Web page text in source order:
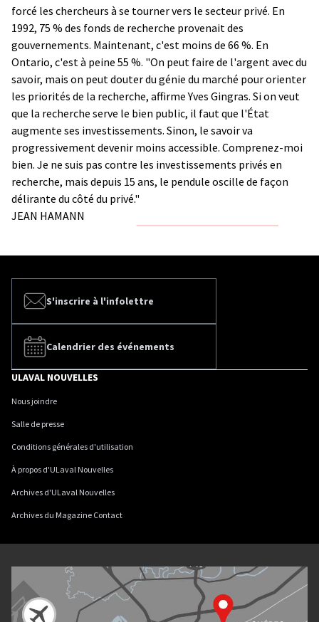
forcé les chercheurs à se tourner vers le secteur privé. En
1992, 75 % des fonds de recherche provenait des
gouvernements. Maintenant, c'est moins de 66 %. En
Ontario, c'est à peine 55 %. "On peut faire de l'argent avec du
savoir, mais on peut douter du génie du marché pour orienter
les priorités de la recherche, affirme Yves Gingras. Si on veut
que la recherche serve le bien public, il faut que l'État
augmente ses investissements. Sinon, le savoir va
progressivement devenir moins accessible. Comprenez-moi
bien. Je ne suis pas contre les investissements privés en
recherche, mais depuis 15 ans, le pendule oscille de façon
délirante du côté du privé."
JEAN HAMANN
S'inscrire à l'infolettre
Calendrier des événements
ULAVAL NOUVELLES
Nous joindre
Salle de presse
Conditions générales d'utilisation
À propos d'ULaval Nouvelles
Archives d'ULaval Nouvelles
Archives du Magazine Contact